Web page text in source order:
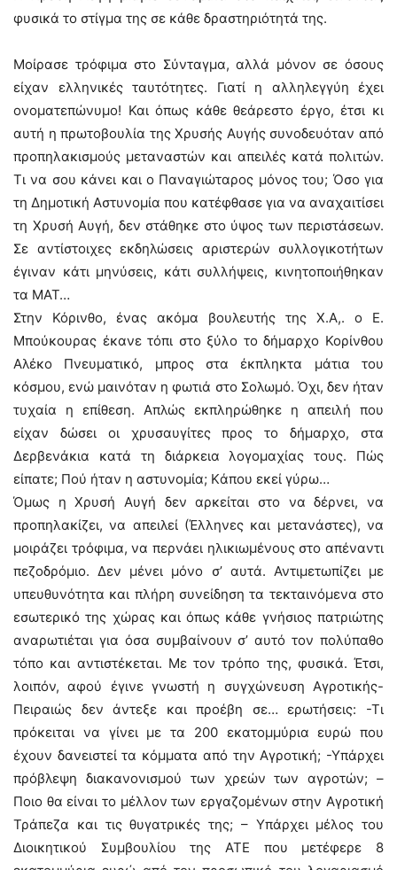
φυσικά το στίγμα της σε κάθε δραστηριότητά της.
Μοίρασε τρόφιμα στο Σύνταγμα, αλλά μόνον σε όσους
είχαν ελληνικές ταυτότητες. Γιατί η αλληλεγγύη έχει
ονοματεπώνυμο! Και όπως κάθε θεάρεστο έργο, έτσι κι
αυτή η πρωτοβουλία της Χρυσής Αυγής συνοδευόταν από
προπηλακισμούς μεταναστών και απειλές κατά πολιτών.
Τι να σου κάνει και ο Παναγιώταρος μόνος του; Όσο για
τη Δημοτική Αστυνομία που κατέφθασε για να αναχαιτίσει
τη Χρυσή Αυγή, δεν στάθηκε στο ύψος των περιστάσεων.
Σε αντίστοιχες εκδηλώσεις αριστερών συλλογικοτήτων
έγιναν κάτι μηνύσεις, κάτι συλλήψεις, κινητοποιήθηκαν
τα ΜΑΤ…
Στην Κόρινθο, ένας ακόμα βουλευτής της Χ.Α,. ο Ε.
Μπούκουρας έκανε τόπι στο ξύλο το δήμαρχο Κορίνθου
Αλέκο Πνευματικό, μπρος στα έκπληκτα μάτια του
κόσμου, ενώ μαινόταν η φωτιά στο Σολωμό. Όχι, δεν ήταν
τυχαία η επίθεση. Απλώς εκπληρώθηκε η απειλή που
είχαν δώσει οι χρυσαυγίτες προς το δήμαρχο, στα
Δερβενάκια κατά τη διάρκεια λογομαχίας τους. Πώς
είπατε; Πού ήταν η αστυνομία; Kάπου εκεί γύρω…
Όμως η Χρυσή Αυγή δεν αρκείται στο να δέρνει, να
προπηλακίζει, να απειλεί (Έλληνες και μετανάστες), να
μοιράζει τρόφιμα, να περνάει ηλικιωμένους στο απέναντι
πεζοδρόμιο. Δεν μένει μόνο σ’ αυτά. Αντιμετωπίζει με
υπευθυνότητα και πλήρη συνείδηση τα τεκταινόμενα στο
εσωτερικό της χώρας και όπως κάθε γνήσιος πατριώτης
αναρωτιέται για όσα συμβαίνουν σ’ αυτό τον πολύπαθο
τόπο και αντιστέκεται. Με τον τρόπο της, φυσικά. Έτσι,
λοιπόν, αφού έγινε γνωστή η συγχώνευση Αγροτικής-
Πειραιώς δεν άντεξε και προέβη σε… ερωτήσεις: -Τι
πρόκειται να γίνει με τα 200 εκατομμύρια ευρώ που
έχουν δανειστεί τα κόμματα από την Αγροτική; -Υπάρχει
πρόβλεψη διακανονισμού των χρεών των αγροτών; –
Ποιο θα είναι το μέλλον των εργαζομένων στην Αγροτική
Τράπεζα και τις θυγατρικές της; – Υπάρχει μέλος του
Διοικητικού Συμβουλίου της ΑΤΕ που μετέφερε 8